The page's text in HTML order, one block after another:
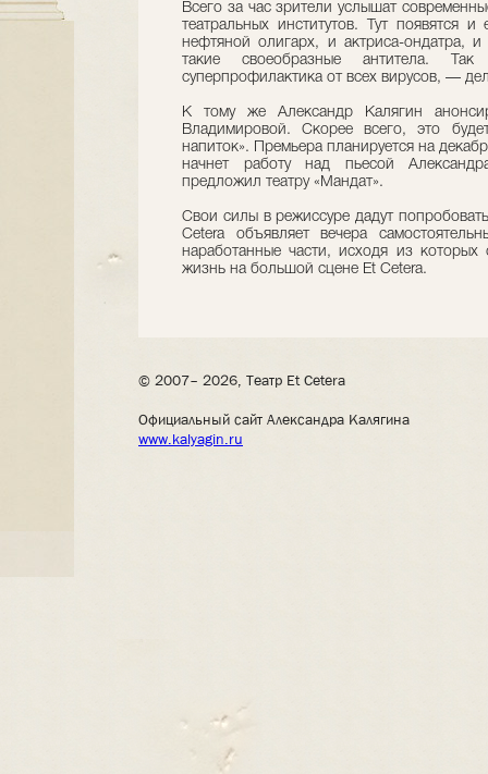
Всего за час зрители услышат
театральных институтов. Тут появятся
нефтяной олигарх, и актриса-
такие своеобразные антитела.
суперпрофилактика от всех вирусов, —
К тому же Александр Калягин
Владимировой. Скорее всего, это
напиток». Премьера планируется на
начнет работу над пьесой
предложил театру «Мандат».
Свои силы в режиссуре дадут
Cetera объявляет вечера
наработанные части, исходя из которых
жизнь на большой сцене Et Cetera.
© 2007– 2026, Театр Et Cetera
Официальный сайт Александра Калягина
www.kalyagin.ru